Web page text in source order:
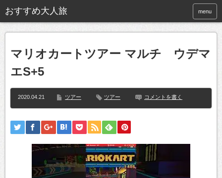
おすすめ大人旅 menu
マリオカートツアー マルチ ウデマ
エS+5
2020.04.21 ツアー ツアー コメントを書く